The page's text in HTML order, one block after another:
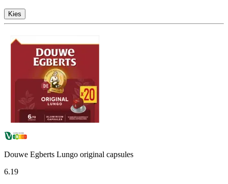
Kies
Douwe Egberts Lungo original capsules
6.19